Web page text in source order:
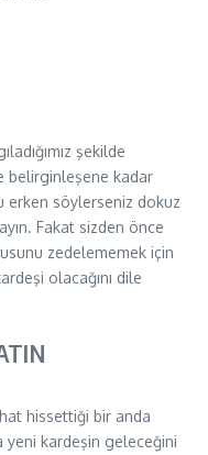
şekilde
belirginleşene kadar
erken söylerseniz dokuz
Fakat sizden önce
zedelememek için
olacağını dile
hissettiği bir anda
yeni kardeşin geleceğini